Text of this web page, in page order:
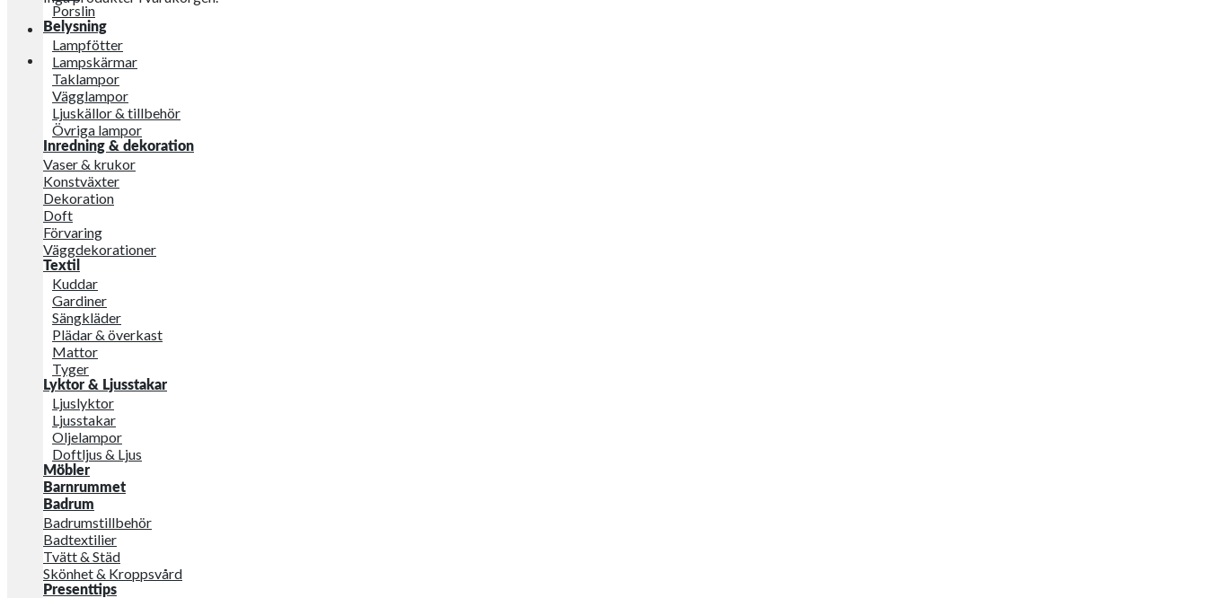
Porslin
Belysning
Lampfötter
Lampskärmar
Taklampor
Vägglampor
Ljuskällor & tillbehör
Övriga lampor
Inredning & dekoration
Vaser & krukor
Konstväxter
Dekoration
Doft
Förvaring
Väggdekorationer
Textil
Kuddar
Gardiner
Sängkläder
Plädar & överkast
Mattor
Tyger
Lyktor & Ljusstakar
Ljuslyktor
Ljusstakar
Oljelampor
Doftljus & Ljus
Möbler
Barnrummet
Badrum
Badrumstillbehör
Badtextilier
Tvätt & Städ
Skönhet & Kroppsvård
Presenttips